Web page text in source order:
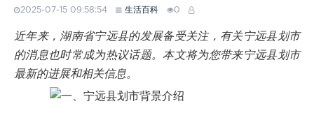
2025-07-15 09:58:54 生活百科 0
近年来，湖南省宁远县的发展备受关注，有关宁远县划市
的消息也时常成为热议话题。本文将为您带来宁远县划市
最新的进展和相关信息。